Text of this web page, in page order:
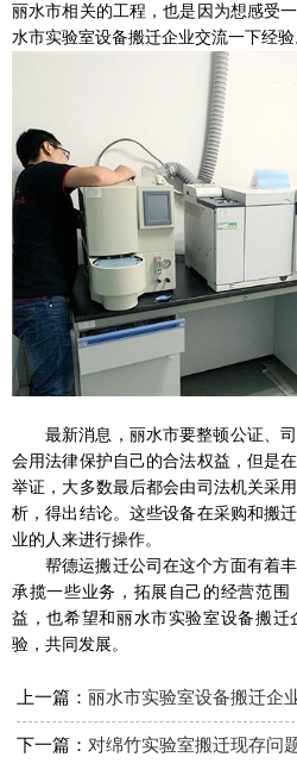
丽水市相关的工程，也是因为想感受
水市实验室设备搬迁企业交流一下经验
最新消息，丽水市要整顿公证、
会用法律保护自己的合法权益，但是
举证，大多数最后都会由司法机关采
析，得出结论。这些设备在采购和搬
业的人来进行操作。
帮德运搬迁公司在这个方面有着
承揽一些业务，拓展自己的经营范围
益，也希望和丽水市实验室设备搬迁
验，共同发展。
上一篇： 丽水市实验室设备搬迁企
下一篇： 对绵竹实验室搬迁现存问